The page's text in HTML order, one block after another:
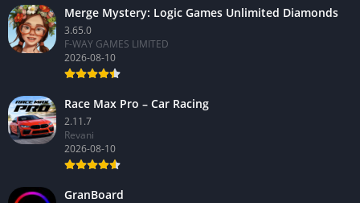
Merge Mystery: Logic Games Unlimited Diamonds
3.65.0
F-WAY GAMES LIMITED
2026-08-10
Race Max Pro – Car Racing
2.11.7
Revani
2026-08-10
GranBoard